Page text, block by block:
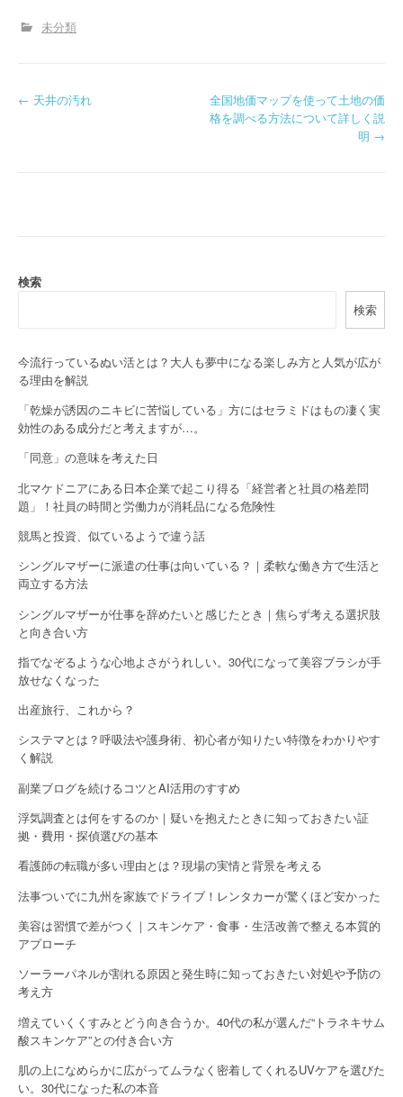
未分類
P
a
g
a
t
o
n
← 天井の汚れ
全国地価マップを使って土地の価
格を調べる方法について詳しく説
明 →
検索
検索
今流行っているぬい活とは？大人も夢中になる楽しみ方と人気が広が
る理由を解説
「乾燥が誘因のニキビに苦悩している」方にはセラミドはもの凄く実
効性のある成分だと考えますが…。
「同意」の意味を考えた日
北マケドニアにある日本企業で起こり得る「経営者と社員の格差問
題」！社員の時間と労働力が消耗品になる危険性
競馬と投資、似ているようで違う話
シングルマザーに派遣の仕事は向いている？｜柔軟な働き方で生活と
両立する方法
シングルマザーが仕事を辞めたいと感じたとき｜焦らず考える選択肢
と向き合い方
指でなぞるような心地よさがうれしい。30代になって美容ブラシが手
放せなくなった
出産旅行、これから？
システマとは？呼吸法や護身術、初心者が知りたい特徴をわかりやす
く解説
副業ブログを続けるコツとAI活用のすすめ
浮気調査とは何をするのか｜疑いを抱えたときに知っておきたい証
拠・費用・探偵選びの基本
看護師の転職が多い理由とは？現場の実情と背景を考える
法事ついでに九州を家族でドライブ！レンタカーが驚くほど安かった
美容は習慣で差がつく｜スキンケア・食事・生活改善で整える本質的
アプローチ
ソーラーパネルが割れる原因と発生時に知っておきたい対処や予防の
考え方
増えていくくすみとどう向き合うか。40代の私が選んだ“トラネキサム
酸スキンケア”との付き合い方
肌の上になめらかに広がってムラなく密着してくれるUVケアを選びた
い。30代になった私の本音